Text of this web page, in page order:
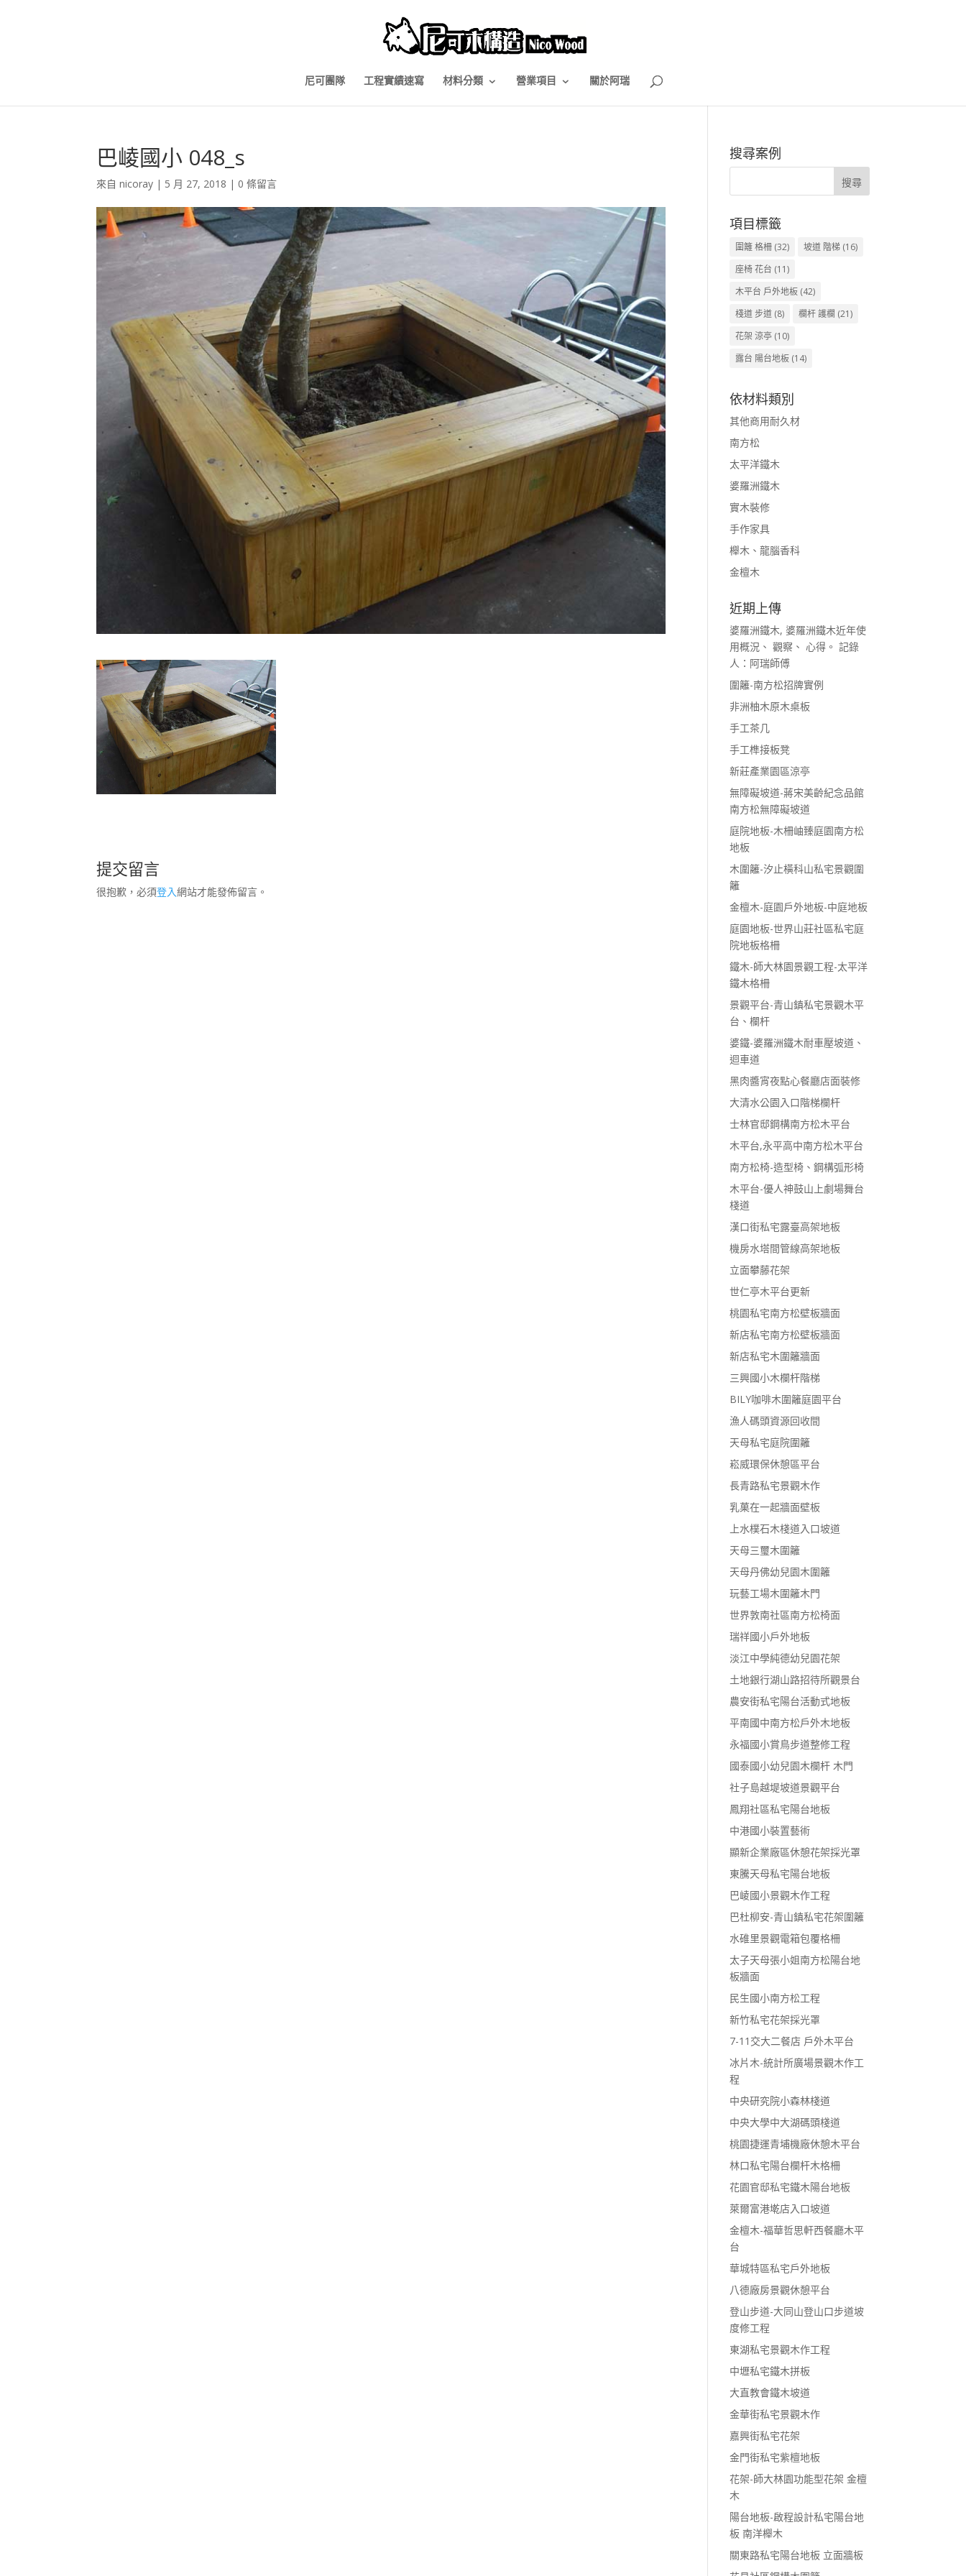
尼可團隊 工程實績速寫 材料分類 營業項目 關於阿瑞
巴崚國小 048_s
來自nicoray | 5 月 27, 2018 | 0 條留言
提交留言
很抱歉，必須登入網站才能發佈留言。
搜尋案例
項目標籤
圍籬 格柵 (32) 坡道 階梯 (16)
座椅 花台 (11)
木平台 戶外地板 (42)
棧道 步道 (8) 欄杆 護欄 (21)
花架 涼亭 (10)
露台 陽台地板 (14)
依材料類別
其他商用耐久材
南方松
太平洋鐵木
婆羅洲鐵木
實木裝修
手作家具
櫸木、龍腦香科
金檀木
近期上傳
婆羅洲鐵木, 婆羅洲鐵木近年使
用概況、 觀察、 心得。 記錄
人：阿瑞師傅
圍籬-南方松招牌實例
非洲柚木原木桌板
手工茶几
手工榫接板凳
新莊產業園區涼亭
無障礙坡道-蔣宋美齡紀念品館
南方松無障礙坡道
庭院地板-木柵岫臻庭園南方松
地板
木圍籬-汐止橫科山私宅景觀圍
籬
金檀木-庭園戶外地板-中庭地板
庭園地板-世界山莊社區私宅庭
院地板格柵
鐵木-師大林園景觀工程-太平洋
鐵木格柵
景觀平台-青山鎮私宅景觀木平
台、欄杆
婆鐵-婆羅洲鐵木耐車壓坡道、
迴車道
黑肉醬宵夜點心餐廳店面裝修
大清水公園入口階梯欄杆
士林官邸鋼構南方松木平台
木平台,永平高中南方松木平台
南方松椅-造型椅、鋼構弧形椅
木平台-優人神鼓山上劇場舞台
棧道
漢口街私宅露臺高架地板
機房水塔間管線高架地板
立面攀藤花架
世仁亭木平台更新
桃園私宅南方松壁板牆面
新店私宅南方松壁板牆面
新店私宅木圍籬牆面
三興國小木欄杆階梯
BILY咖啡木圍籬庭園平台
漁人碼頭資源回收間
天母私宅庭院圍籬
崧威環保休憩區平台
長青路私宅景觀木作
乳菓在一起牆面壁板
上水樸石木棧道入口坡道
天母三璽木圍籬
天母丹佛幼兒園木圍籬
玩藝工場木圍籬木門
世界敦南社區南方松椅面
瑞祥國小戶外地板
淡江中學純德幼兒園花架
土地銀行湖山路招待所觀景台
農安街私宅陽台活動式地板
平南國中南方松戶外木地板
永福國小賞鳥步道整修工程
國泰國小幼兒園木欄杆 木門
社子島越堤坡道景觀平台
鳳翔社區私宅陽台地板
中港國小裝置藝術
顯新企業廠區休憩花架採光罩
東騰天母私宅陽台地板
巴崚國小景觀木作工程
巴杜柳安-青山鎮私宅花架圍籬
水碓里景觀電箱包覆格柵
太子天母張小姐南方松陽台地
板牆面
民生國小南方松工程
新竹私宅花架採光罩
7-11交大二餐店 戶外木平台
冰片木-統計所廣場景觀木作工
程
中央研究院小森林棧道
中央大學中大湖碼頭棧道
桃園捷運青埔機廠休憩木平台
林口私宅陽台欄杆木格柵
花園官邸私宅鐵木陽台地板
萊爾富港墘店入口坡道
金檀木-福華哲思軒西餐廳木平
台
華城特區私宅戶外地板
八德廠房景觀休憩平台
登山步道-大同山登山口步道坡
度修工程
東湖私宅景觀木作工程
中壢私宅鐵木拼板
大直教會鐵木坡道
金華街私宅景觀木作
嘉興街私宅花架
金門街私宅紫檀地板
花架-師大林園功能型花架 金檀
木
陽台地板-啟程設計私宅陽台地
板 南洋櫸木
關東路私宅陽台地板 立面牆板